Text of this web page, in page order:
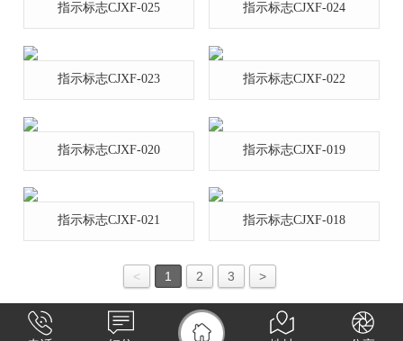
指示标志CJXF-025 指示标志CJXF-024
指示标志CJXF-023 指示标志CJXF-022
指示标志CJXF-020 指示标志CJXF-019
指示标志CJXF-021 指示标志CJXF-018
< 1 2 3 >